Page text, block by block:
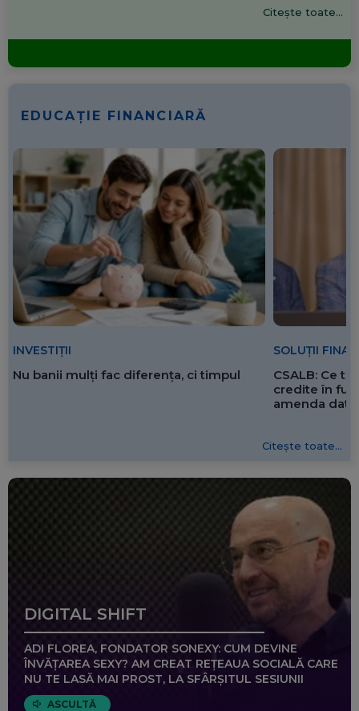
Citește toate...
EDUCAȚIE FINANCIARĂ
INVESTIȚII
Nu banii mulți fac diferența, ci timpul
SOLUȚII
CSALB: Ce
credite în
amenda
Citește toate...
DIGITAL SHIFT
ADI FLOREA, FONDATOR SONEXY: CUM DEVINE
ÎNVĂȚAREA SEXY? AM CREAT REȚEAUA SOCIALĂ CARE
NU TE LASĂ MAI PROST, LA SFÂRȘITUL SESIUNII
ASCULTĂ